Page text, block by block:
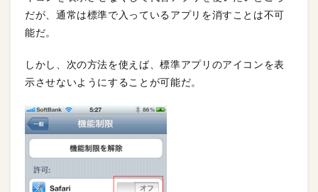
だが、通常は標準で入っているアプリを消すことは不可
能だ。
しかし、次の方法を使えば、標準アプリのアイコンを表
示させないようにすることが可能だ。